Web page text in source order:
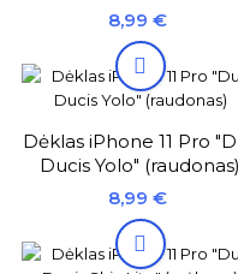
Kaina
8,99 €

Dėklas iPhone 11 Pro
Ducis Yolo" (raudonas)
Kaina
8,99 €
